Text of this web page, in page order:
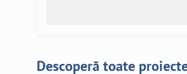
Descoperă toate